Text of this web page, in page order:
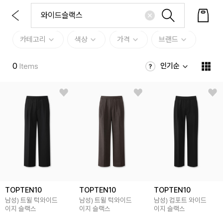
카테고리 색상 가격 브랜드
0 Items 인기순
TOPTEN10
남성) 트윌 턱와이드
이지 슬랙스
TOPTEN10
남성) 트윌 턱와이드
이지 슬랙스
TOPTEN10
남성) 컴포트 와이드
이지 슬랙스